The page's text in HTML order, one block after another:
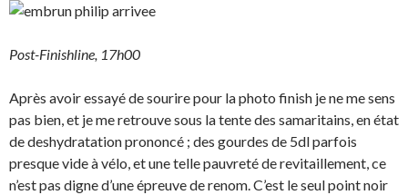
Post-Finishline, 17h00
Après avoir essayé de sourire pour la photo finish je ne me sens
pas bien, et je me retrouve sous la tente des samaritains, en état
de deshydratation prononcé ; des gourdes de 5dl parfois
presque vide à vélo, et une telle pauvreté de revitaillement, ce
n’est pas digne d’une épreuve de renom. C’est le seul point noir